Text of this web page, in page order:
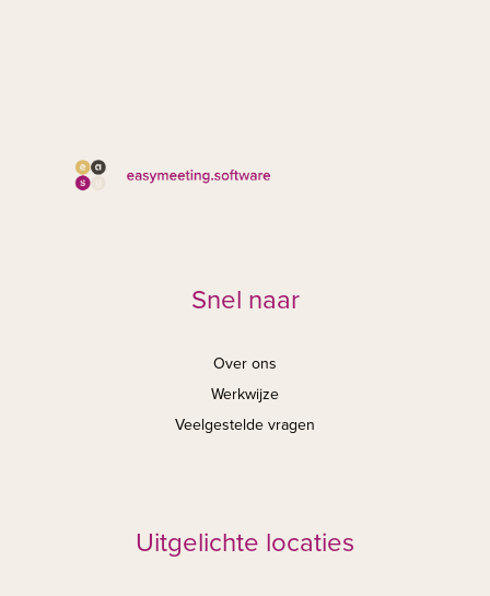
Snel naar
Over ons
Werkwijze
Veelgestelde vragen
Uitgelichte locaties